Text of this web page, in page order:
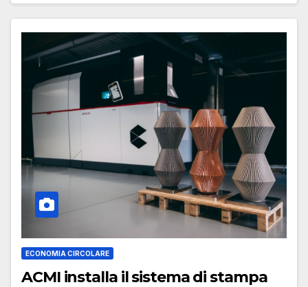
ECONOMIA CIRCOLARE
ACMI installa il sistema di stampa